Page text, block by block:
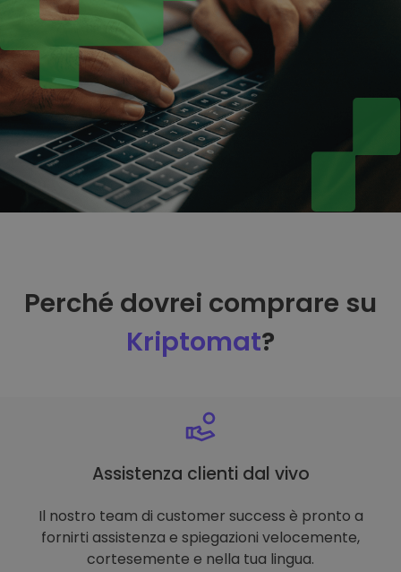
Perché dovrei comprare su
Kriptomat?
Assistenza clienti dal vivo
Il nostro team di customer success è pronto a
fornirti assistenza e spiegazioni velocemente,
cortesemente e nella tua lingua.